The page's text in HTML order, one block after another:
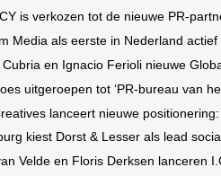
is verkozen tot de nieuwe PR-
Media als eerste in Nederland
en Ignacio Ferioli nieuwe Global
uitgeroepen tot ‘PR-bureau van
lanceert nieuwe
kiest Dorst & Lesser als lead
Velde en Floris Derksen lanceren